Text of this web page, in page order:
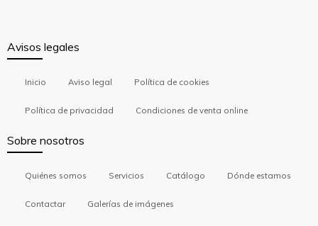
Avisos legales
Inicio Aviso legal Política de cookies
Política de privacidad Condiciones de venta online
Sobre nosotros
Quiénes somos Servicios Catálogo Dónde estamos
Contactar Galerías de imágenes